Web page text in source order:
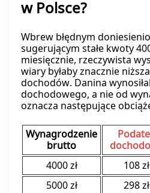
w Polsce?
Wbrew błędnym
sugerującym stałe kwoty
miesięcznie, rzeczywista
wiary byłaby znacznie
dochodów. Danina
dochodowego, a nie od
oznacza następujące
Wynagrodzenie
brutto
4000 zł
108 zł
5000 zł
298 zł